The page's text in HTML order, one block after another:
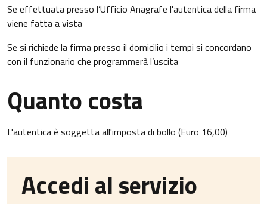
Se effettuata presso l’Ufficio Anagrafe l'autentica della firma
viene fatta a vista
Se si richiede la firma presso il domicilio i tempi si concordano
con il funzionario che programmerà l’uscita
Quanto costa
L'autentica è soggetta all'imposta di bollo (Euro 16,00)
Accedi al servizio